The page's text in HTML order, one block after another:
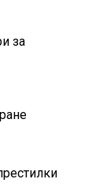
за